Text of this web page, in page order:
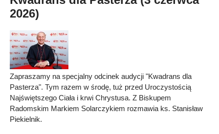
2026)
Zapraszamy na specjalny odcinek audycji "Kwadrans dla
Pasterza". Tym razem w środę, tuż przed Uroczystością
Najświętszego Ciała i krwi Chrystusa. Z Biskupem
Radomskim Markiem Solarczykiem rozmawia ks. Stanisław
Piekielnik.